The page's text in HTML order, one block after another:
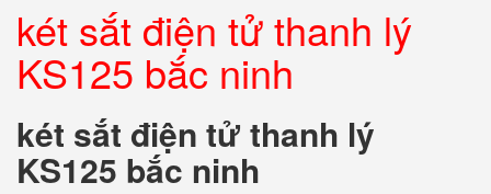
két sắt điện tử thanh lý
KS125 bắc ninh
két sắt điện tử thanh lý
KS125 bắc ninh